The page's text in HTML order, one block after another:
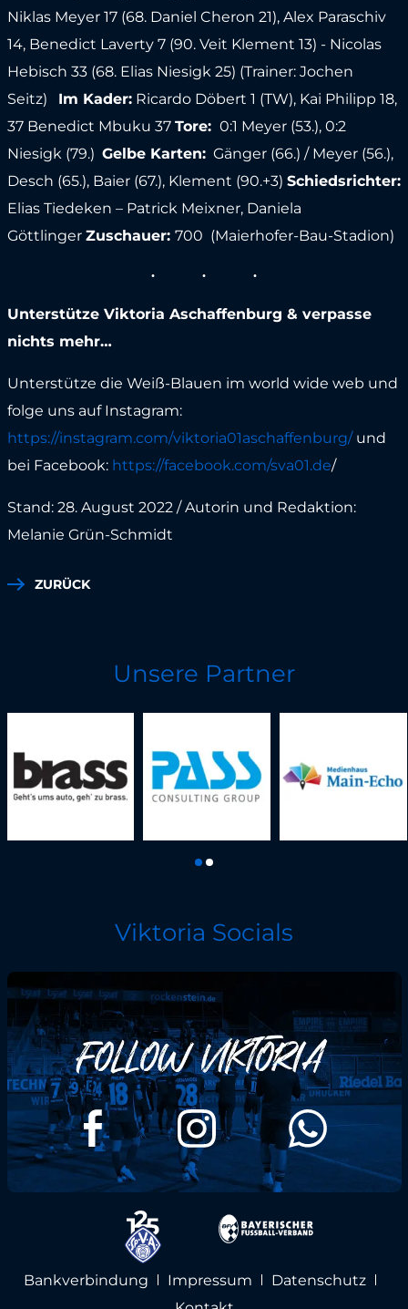
Niklas Meyer 17 (68. Daniel Cheron 21), Alex Paraschiv
14, Benedict Laverty 7 (90. Veit Klement 13) - Nicolas
Hebisch 33 (68. Elias Niesigk 25) (Trainer: Jochen
Seitz) Im Kader:Ricardo Döbert 1 (TW), Kai Philipp 18,
37 Benedict Mbuku 37 Tore: 0:1 Meyer (53.), 0:2
Niesigk (79.) Gelbe Karten:Gänger (66.) / Meyer (56.),
Desch (65.), Baier (67.), Klement (90.+3) Schiedsrichter:
Elias Tiedeken – Patrick Meixner, Daniela
Göttlinger Zuschauer: 700 (Maierhofer-Bau-Stadion)
Unterstütze Viktoria Aschaffenburg & verpasse
nichts mehr…
Unterstütze die Weiß-Blauen im world wide web und
folge uns auf Instagram:
https://instagram.com/viktoria01aschaffenburg/und
bei Facebook: https://facebook.com/sva01.de/
Stand: 28. August 2022 / Autorin und Redaktion:
Melanie Grün-Schmidt
ZURÜCK
Unsere Partner
Viktoria Socials
Bankverbindung Impressum
Datenschutz